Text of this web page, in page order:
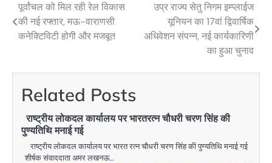
Post
navigation
पूर्वांचल को मिल रही रेल विकास
की नई रफ्तार, मऊ-वाराणसी
कनेक्टिविटी होगी और मजबूत
उप्र राज्य सेतु निगम इम्प्लाईज
यूनियन का 17वां द्विवार्षिक
अधिवेशन संपन्न, नई कार्यकारिणी
का हुआ चुनाव
Related Posts
राष्ट्रीय लोकदल कार्यालय पर भारतरत्न चौधरी चरण सिंह की
पुण्यतिथि मनाई गई
राष्ट्रीय लोकदल कार्यालय पर भारत रत्न चौधरी चरण सिंह की पुण्यतिथि मनाई गई
शीर्षक संवाददाता अमर लखनऊ…